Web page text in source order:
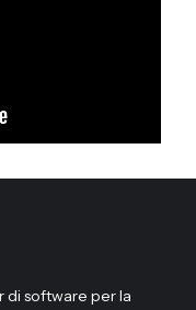
di software per la